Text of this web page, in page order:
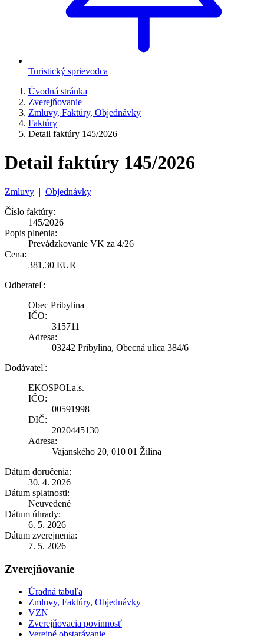
Turistický sprievodca
Úvodná stránka
Zverejňovanie
Zmluvy, Faktúry, Objednávky
Faktúry
Detail faktúry 145/2026
Detail faktúry 145/2026
Zmluvy | Objednávky
Číslo faktúry:
145/2026
Popis plnenia:
Prevádzkovanie VK za 4/26
Cena:
381,30 EUR
Odberateľ:
Obec Pribylina
IČO:
315711
Adresa:
03242 Pribylina, Obecná ulica 384/6
Dodávateľ:
EKOSPOLa.s.
IČO:
00591998
DIČ:
2020445130
Adresa:
Vajanského 20, 010 01 Žilina
Dátum doručenia:
30. 4. 2026
Dátum splatnosti:
Neuvedené
Dátum úhrady:
6. 5. 2026
Dátum zverejnenia:
7. 5. 2026
Zverejňovanie
Úradná tabuľa
Zmluvy, Faktúry, Objednávky
VZN
Zverejňovacia povinnosť